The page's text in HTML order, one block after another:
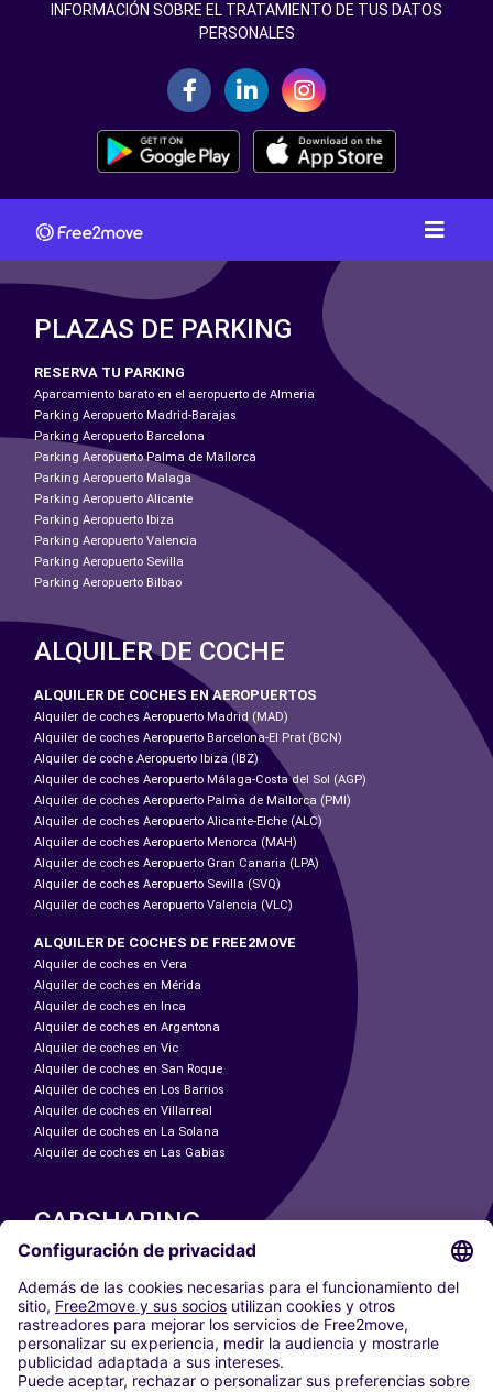
INFORMACIÓN SOBRE EL TRATAMIENTO DE TUS DATOS
PERSONALES
PLAZAS DE PARKING
RESERVA TU PARKING
Aparcamiento barato en el aeropuerto de Almeria
Parking Aeropuerto Madrid-Barajas
Parking Aeropuerto Barcelona
Parking Aeropuerto Palma de Mallorca
Parking Aeropuerto Malaga
Parking Aeropuerto Alicante
Parking Aeropuerto Ibiza
Parking Aeropuerto Valencia
Parking Aeropuerto Sevilla
Parking Aeropuerto Bilbao
ALQUILER DE COCHE
ALQUILER DE COCHES EN AEROPUERTOS
Alquiler de coches Aeropuerto Madrid (MAD)
Alquiler de coches Aeropuerto Barcelona-El Prat (BCN)
Alquiler de coche Aeropuerto Ibiza (IBZ)
Alquiler de coches Aeropuerto Málaga-Costa del Sol (AGP)
Alquiler de coches Aeropuerto Palma de Mallorca (PMI)
Alquiler de coches Aeropuerto Alicante-Elche (ALC)
Alquiler de coches Aeropuerto Menorca (MAH)
Alquiler de coches Aeropuerto Gran Canaria (LPA)
Alquiler de coches Aeropuerto Sevilla (SVQ)
Alquiler de coches Aeropuerto Valencia (VLC)
ALQUILER DE COCHES DE FREE2MOVE
Alquiler de coches en Vera
Alquiler de coches en Mérida
Alquiler de coches en Inca
Alquiler de coches en Argentona
Alquiler de coches en Vic
Alquiler de coches en San Roque
Alquiler de coches en Los Barrios
Alquiler de coches en Villarreal
Alquiler de coches en La Solana
Alquiler de coches en Las Gabias
CARSHARING
NUESTRAS CIUDADES
Paris
Madrid
Washington DC
Milán
Roma